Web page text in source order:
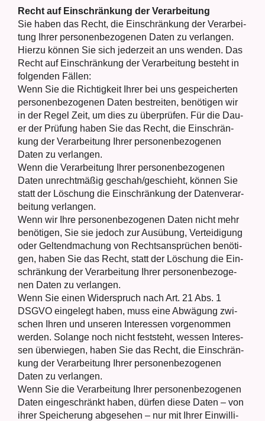
Recht auf Ein­schrän­kung der Ver­ar­bei­tung
Sie haben das Recht, die Ein­schrän­kung der Ver­ar­bei­
tung Ihrer per­so­nen­be­zo­ge­nen Daten zu ver­lan­gen.
Hier­zu kön­nen Sie sich jeder­zeit an uns wen­den. Das
Recht auf Ein­schrän­kung der Ver­ar­bei­tung besteht in
fol­gen­den Fäl­len:
Wenn Sie die Rich­tig­keit Ihrer bei uns gespei­cher­ten
per­so­nen­be­zo­ge­nen Daten bestrei­ten, benö­ti­gen wir
in der Regel Zeit, um dies zu über­prü­fen. Für die Dau­
er der Prü­fung haben Sie das Recht, die Ein­schrän­
kung der Ver­ar­bei­tung Ihrer per­so­nen­be­zo­ge­nen
Daten zu ver­lan­gen.
Wenn die Ver­ar­bei­tung Ihrer per­so­nen­be­zo­ge­nen
Daten unrecht­mä­ßig geschah/geschieht, kön­nen Sie
statt der Löschung die Ein­schrän­kung der Daten­ver­ar­
bei­tung ver­lan­gen.
Wenn wir Ihre per­so­nen­be­zo­ge­nen Daten nicht mehr
benö­ti­gen, Sie sie jedoch zur Aus­übung, Ver­tei­di­gung
oder Gel­tend­ma­chung von Rechts­an­sprü­chen benö­ti­
gen, haben Sie das Recht, statt der Löschung die Ein­
schrän­kung der Ver­ar­bei­tung Ihrer per­so­nen­be­zo­ge­
nen Daten zu ver­lan­gen.
Wenn Sie einen Wider­spruch nach Art. 21 Abs. 1
DSGVO ein­ge­legt haben, muss eine Abwä­gung zwi­
schen Ihren und unse­ren Inter­es­sen vor­ge­nom­men
wer­den. Solan­ge noch nicht fest­steht, wes­sen Inter­es­
sen über­wie­gen, haben Sie das Recht, die Ein­schrän­
kung der Ver­ar­bei­tung Ihrer per­so­nen­be­zo­ge­nen
Daten zu ver­lan­gen.
Wenn Sie die Ver­ar­bei­tung Ihrer per­so­nen­be­zo­ge­nen
Daten ein­ge­schränkt haben, dür­fen die­se Daten – von
ihrer Spei­che­rung abge­se­hen – nur mit Ihrer Ein­wil­li­